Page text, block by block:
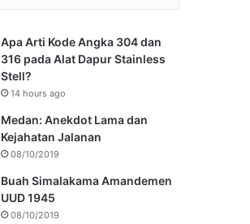
Apa Arti Kode Angka 304 dan
316 pada Alat Dapur Stainless
Stell?
14 hours ago
Medan: Anekdot Lama dan
Kejahatan Jalanan
08/10/2019
Buah Simalakama Amandemen
UUD 1945
08/10/2019